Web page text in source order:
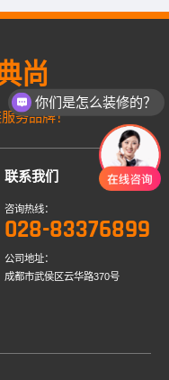
尚
务品牌！
联系我们
咨询热线：
028-83376899
公司地址：
成都市武侯区云华路370号
你们是怎么装修的？